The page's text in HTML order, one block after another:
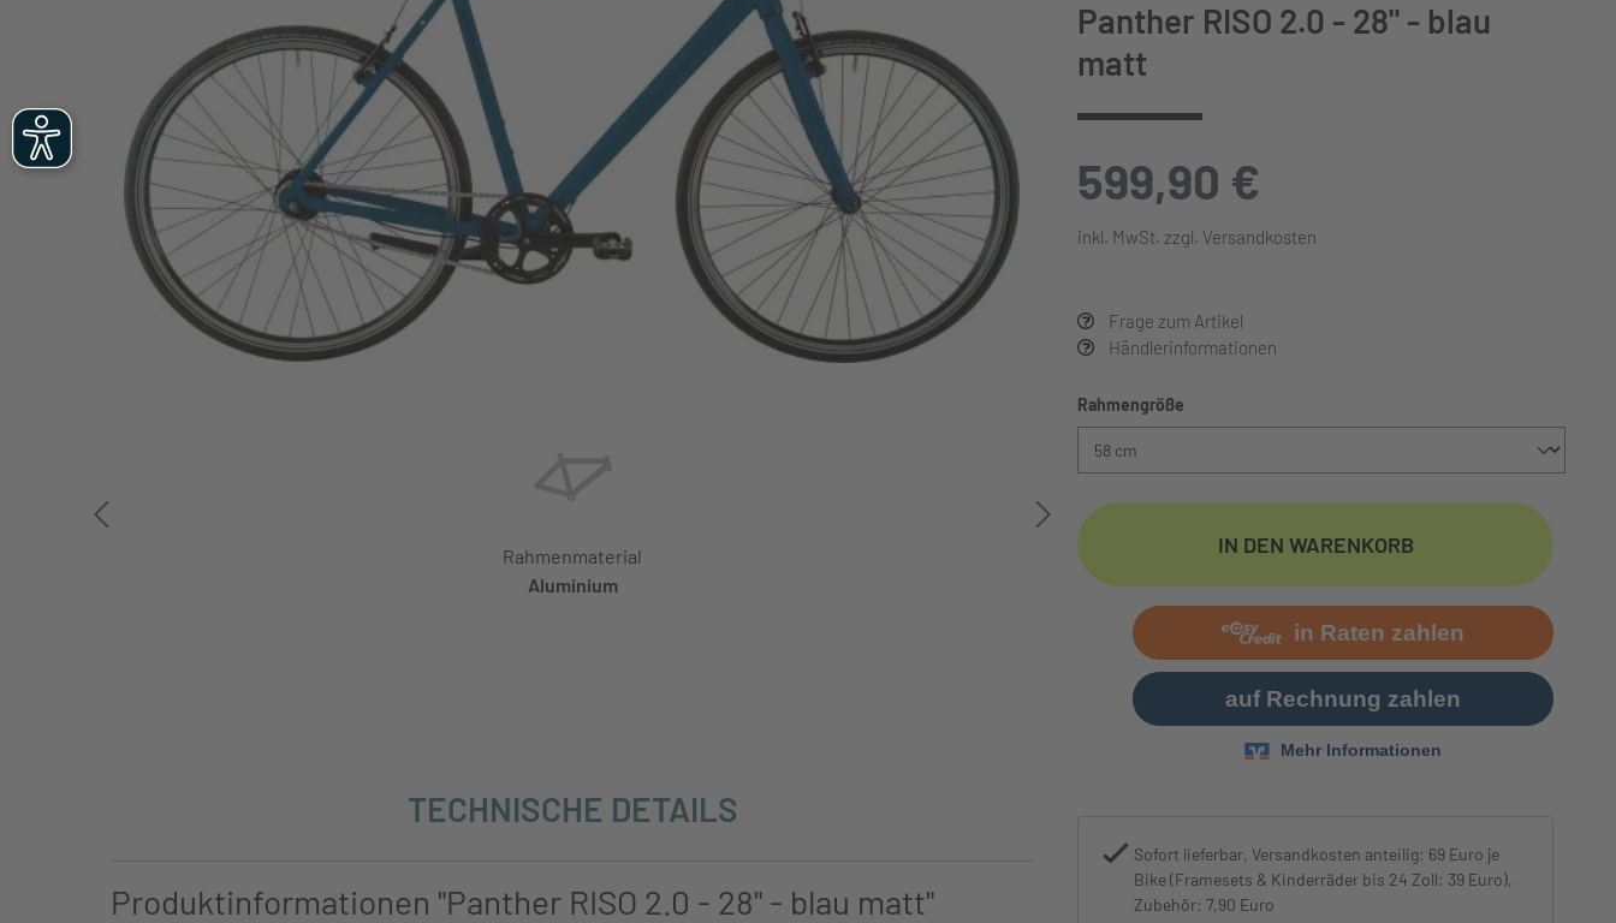
Rahmenmaterial
Aluminium
Bremse
V-Brake Tektro
Panther RISO 2.0 - 28" - blau
matt
599,90 €
inkl. MwSt. zzgl. Versandkosten
Frage zum Artikel
Händlerinformationen
Rahmengröße
IN DEN WARENKORB
Sofort lieferbar, Versandkosten anteilig: 69 Euro je
Bike (Framesets & Kinderräder bis 24 Zoll: 39 Euro),
Zubehör: 7,90 Euro
TECHNISCHE DETAILS
Produktinformationen "Panther RISO 2.0 - 28" - blau matt"